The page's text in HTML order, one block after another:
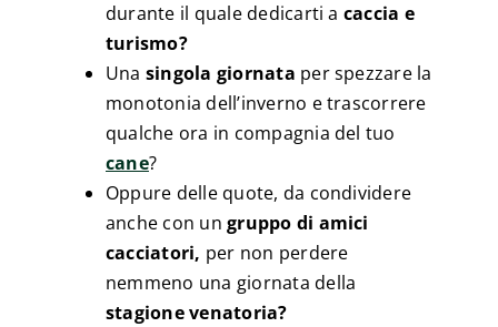
durante il quale dedicarti a caccia e
turismo?
Una singola giornata per spezzare la
monotonia dell’inverno e trascorrere
qualche ora in compagnia del tuo
cane?
Oppure delle quote, da condividere
anche con ungruppo di amici
cacciatori, per non perdere
nemmeno una giornata della
stagione venatoria?